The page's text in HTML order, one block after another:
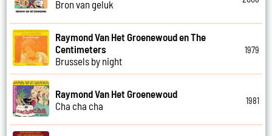
Bron van geluk
Raymond Van Het Groenewoud en The
Centimeters
Brussels by night
1979
Raymond Van Het Groenewoud
Cha cha cha
1981